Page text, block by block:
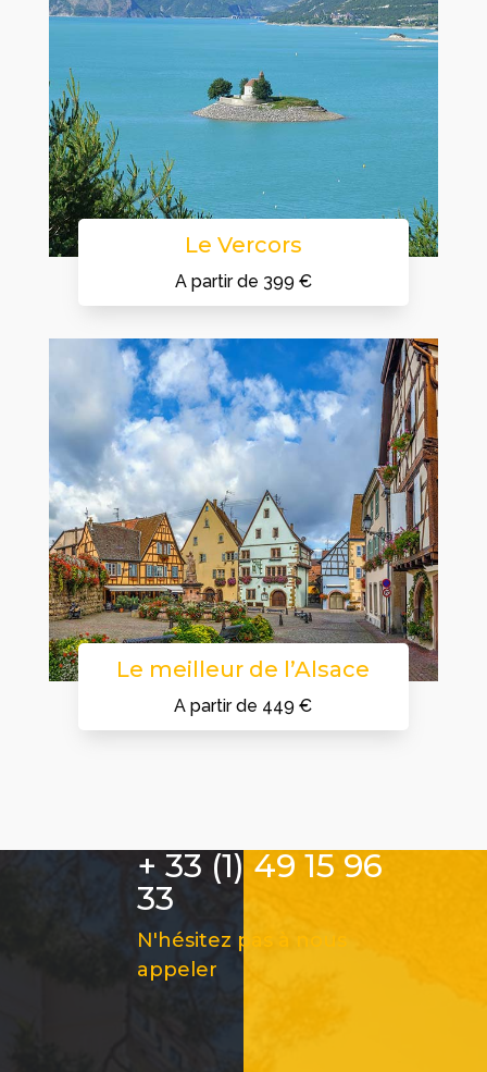
Le Vercors
A partir de 399 €
Le meilleur de l’Alsace
A partir de 449 €
+ 33 (1) 49 15 96
33
N'hésitez pas à nous
appeler